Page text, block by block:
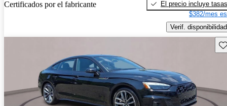
Certificados por el fabricante
El precio incluye tasas
$382/mes
Verif. disponibilidad